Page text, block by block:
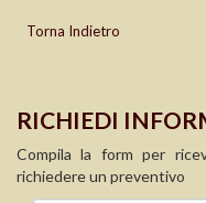
Torna Indietro
RICHIEDI
Compila la form per
richiedere un preventivo